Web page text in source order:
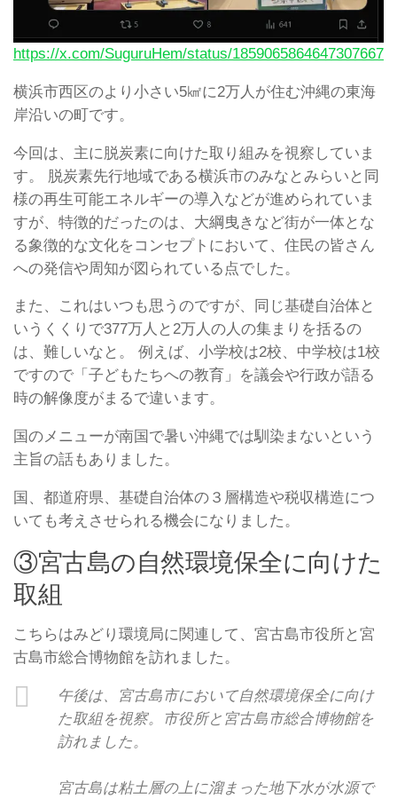
https://x.com/SuguruHem/status/1859065864647307667
横浜市西区のより小さい5㎢に2万人が住む沖縄の東海
岸沿いの町です。
今回は、主に脱炭素に向けた取り組みを視察していま
す。 脱炭素先行地域である横浜市のみなとみらいと同
様の再生可能エネルギーの導入などが進められていま
すが、特徴的だったのは、大綱曳きなど街が一体とな
る象徴的な文化をコンセプトにおいて、住民の皆さん
への発信や周知が図られている点でした。
また、これはいつも思うのですが、同じ基礎自治体と
いうくくりで377万人と2万人の人の集まりを括るの
は、難しいなと。 例えば、小学校は2校、中学校は1校
ですので「子どもたちへの教育」を議会や行政が語る
時の解像度がまるで違います。
国のメニューが南国で暑い沖縄では馴染まないという
主旨の話もありました。
国、都道府県、基礎自治体の３層構造や税収構造につ
いても考えさせられる機会になりました。
③宮古島の自然環境保全に向けた
取組
こちらはみどり環境局に関連して、宮古島市役所と宮
古島市総合博物館を訪れました。
午後は、宮古島市において自然環境保全に向け
た取組を視察。市役所と宮古島市総合博物館を
訪れました。
宮古島は粘土層の上に溜まった地下水が水源で